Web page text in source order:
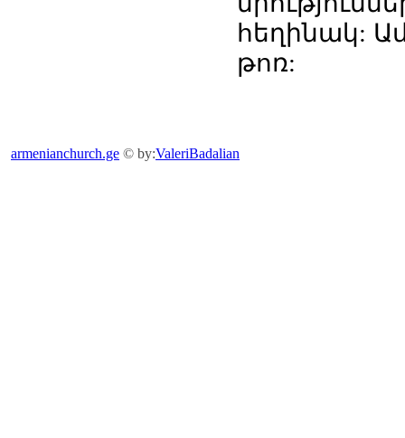
հեղինակ:
թոռ:
armenianchurch.ge © by:ValeriBadalian